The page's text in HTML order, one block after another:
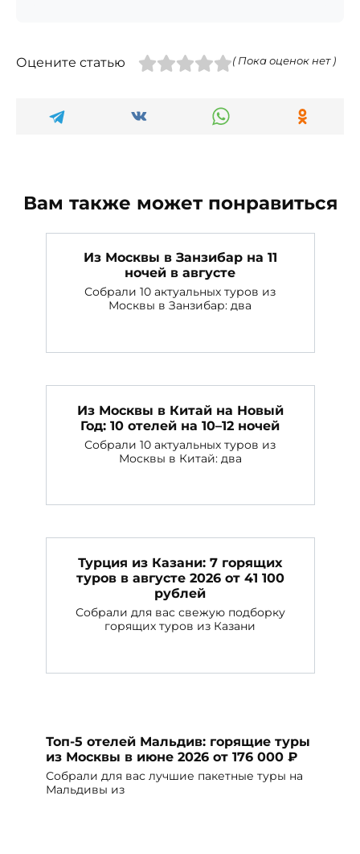
Оцените статью ( Пока оценок нет )
Вам также может понравиться
Из Москвы в Занзибар на 11
ночей в августе
Собрали 10 актуальных туров из
Москвы в Занзибар: два
Из Москвы в Китай на Новый
Год: 10 отелей на 10–12 ночей
Собрали 10 актуальных туров из
Москвы в Китай: два
Турция из Казани: 7 горящих
туров в августе 2026 от 41 100
рублей
Собрали для вас свежую подборку
горящих туров из Казани
Топ-5 отелей Мальдив: горящие туры
из Москвы в июне 2026 от 176 000 ₽
Собрали для вас лучшие пакетные туры на
Мальдивы из